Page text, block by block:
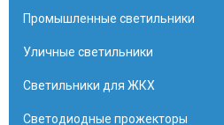
Промышленные светильники
Уличные светильники
Светильники для ЖКХ
Светодиодные прожекторы